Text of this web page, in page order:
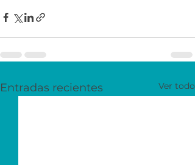
Entradas recientes Ver todo